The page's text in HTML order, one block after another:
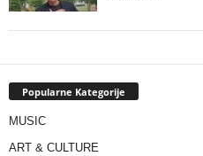
Popularne Kategorije
MUSIC
ART & CULTURE